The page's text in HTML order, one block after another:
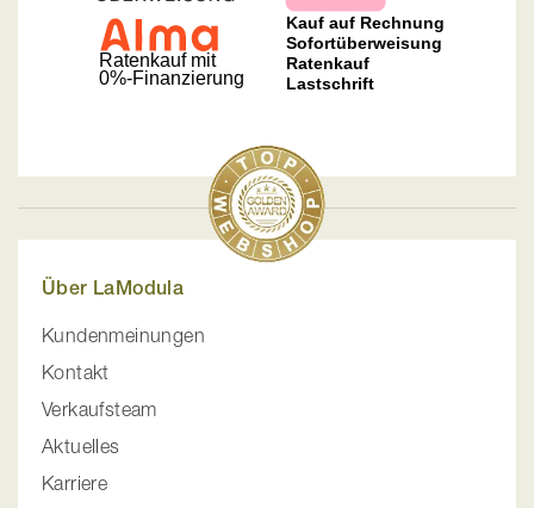
Über LaModula
Kundenmeinungen
Kontakt
Verkaufsteam
Aktuelles
Karriere